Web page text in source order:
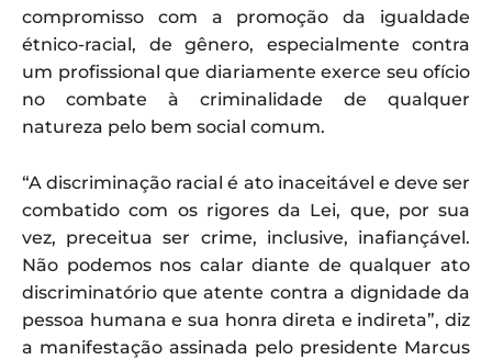
compromisso com a promoção da igualdade
étnico-racial, de gênero, especialmente contra
um profissional que diariamente exerce seu ofício
no combate à criminalidade de qualquer
natureza pelo bem social comum.
“A discriminação racial é ato inaceitável e deve ser
combatido com os rigores da Lei, que, por sua
vez, preceitua ser crime, inclusive, inafiançável.
Não podemos nos calar diante de qualquer ato
discriminatório que atente contra a dignidade da
pessoa humana e sua honra direta e indireta”, diz
a manifestação assinada pelo presidente Marcus